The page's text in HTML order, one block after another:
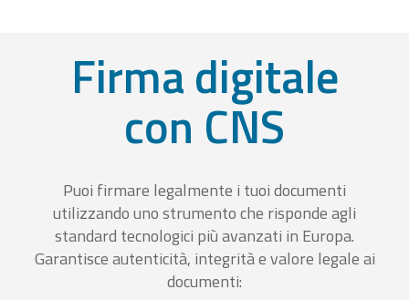
Firma digitale
con CNS
Puoi firmare legalmente i tuoi documenti
utilizzando uno strumento che risponde agli
standard tecnologici più avanzati in Europa.
Garantisce autenticità, integrità e valore legale ai
documenti: